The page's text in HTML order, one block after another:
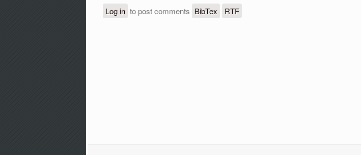
Log in to post comments BibTex RTF